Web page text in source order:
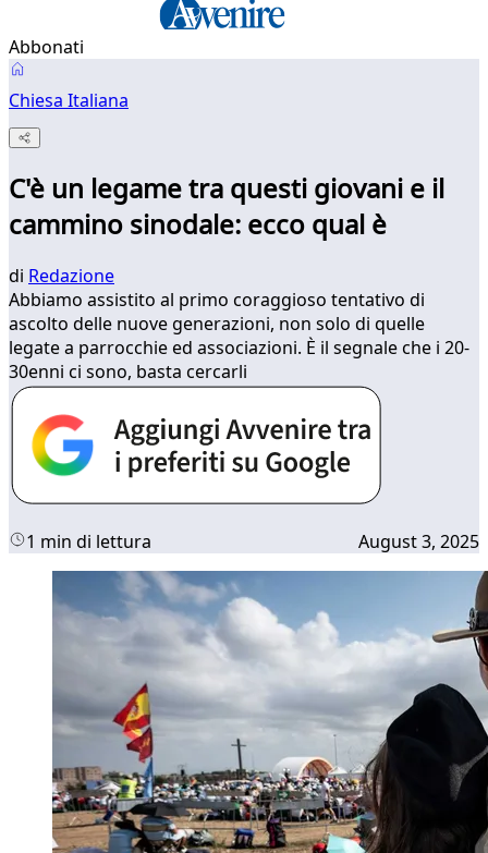
Abbonati
Chiesa Italiana
C'è un legame tra questi giovani e il
cammino sinodale: ecco qual è
di Redazione
Abbiamo assistito al primo coraggioso tentativo di
ascolto delle nuove generazioni, non solo di quelle
legate a parrocchie ed associazioni. È il segnale che i 20-
30enni ci sono, basta cercarli
1 min di lettura August 3, 2025